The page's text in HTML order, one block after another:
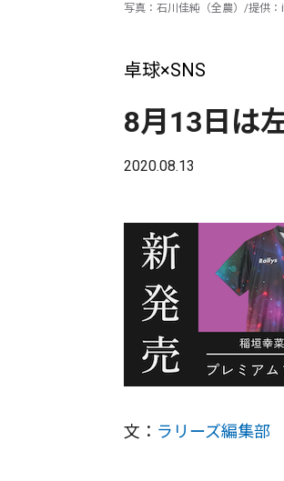
写真：石川佳純（全農）/提供
卓球×SNS
8月13日は
2020.08.13
文： ラリーズ編集部